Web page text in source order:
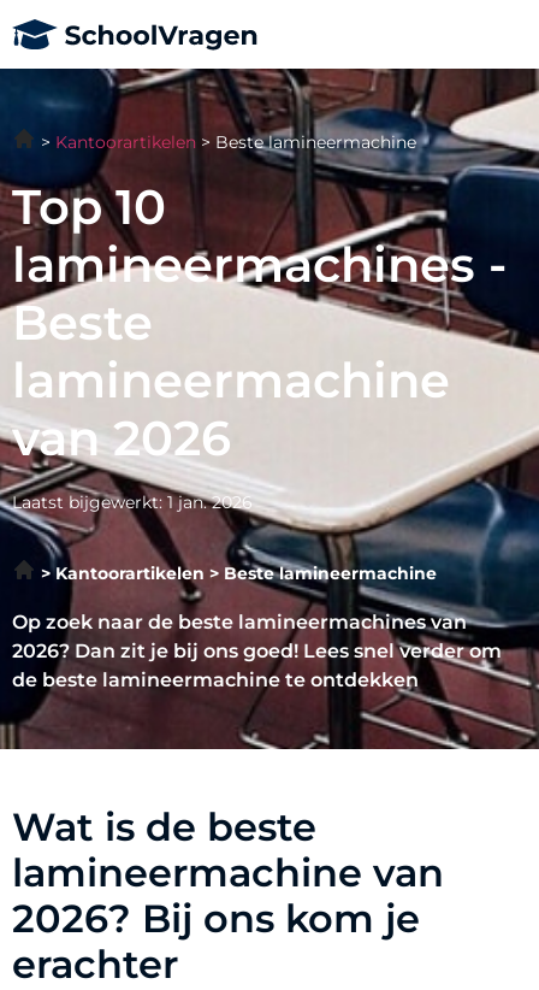
Kantoorartikelen Beste lamineermachine
Top 10
lamineermachines -
Beste
lamineermachine
van 2026
Laatst bijgewerkt: 1 jan. 2026
Kantoorartikelen Beste lamineermachine
Op zoek naar de beste lamineermachines van
2026? Dan zit je bij ons goed! Lees snel verder om
de beste lamineermachine te ontdekken
Wat is de beste
lamineermachine van
2026? Bij ons kom je
erachter